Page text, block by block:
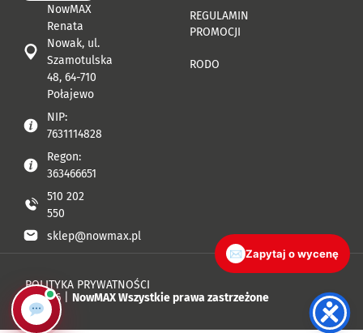
NowMAX
Renata
Nowak, ul.
Szamotulska
48, 64-710
Połajewo
NIP:
7631114828
Regon:
363466651
510 202
550
sklep@nowmax.pl
REGULAMIN
PROMOCJI
RODO
© 2026 | NowMAX Wszystkie prawa zastrzeżone
POLITYKA PRYWATNOŚCI
✉ Zapytaj o wycenę